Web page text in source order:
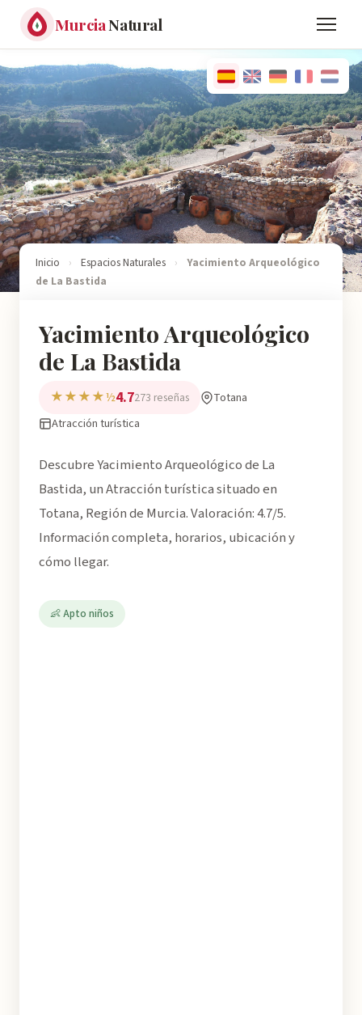
MurciaNatural
Inicio › Espacios Naturales ›
Yacimiento Arqueológico
de La Bastida
Yacimiento Arqueológico
de La Bastida
★★★★½4.7273 reseñas
Totana
Atracción turística
Descubre Yacimiento Arqueológico de La
Bastida, un Atracción turística situado en
Totana, Región de Murcia. Valoración: 4.7/5.
Información completa, horarios, ubicación y
cómo llegar.
👶 Apto niños